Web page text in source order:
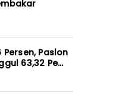
Persen, Paslon
63,32 Pe...